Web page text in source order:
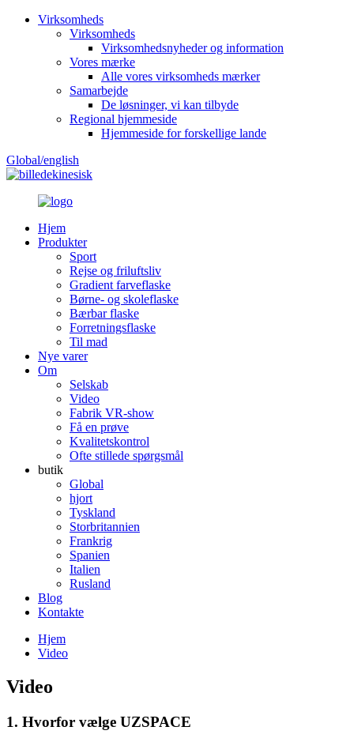
Virksomheds
Virksomheds
Virksomhedsnyheder og information
Vores mærke
Alle vores virksomheds mærker
Samarbejde
De løsninger, vi kan tilbyde
Regional hjemmeside
Hjemmeside for forskellige lande
Global/english
kinesisk
Hjem
Produkter
Sport
Rejse og friluftsliv
Gradient farveflaske
Børne- og skoleflaske
Bærbar flaske
Forretningsflaske
Til mad
Nye varer
Om
Selskab
Video
Fabrik VR-show
Få en prøve
Kvalitetskontrol
Ofte stillede spørgsmål
butik
Global
hjort
Tyskland
Storbritannien
Frankrig
Spanien
Italien
Rusland
Blog
Kontakte
Hjem
Video
Video
1. Hvorfor vælge UZSPACE